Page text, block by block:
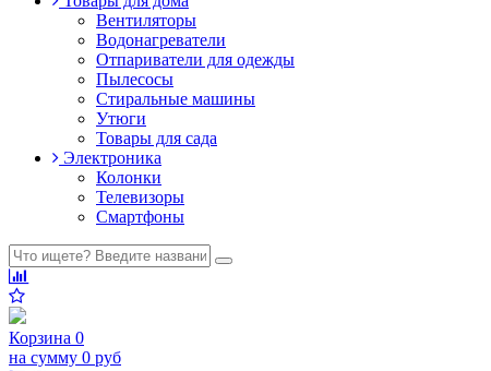
Вентиляторы
Водонагреватели
Отпариватели для одежды
Пылесосы
Стиральные машины
Утюги
Товары для сада
Электроника
Колонки
Телевизоры
Смартфоны
Корзина 0
на сумму 0 руб